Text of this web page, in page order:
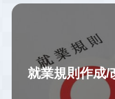
就業規則作成/